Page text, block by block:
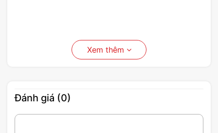
Xem thêm
Đánh giá (0)